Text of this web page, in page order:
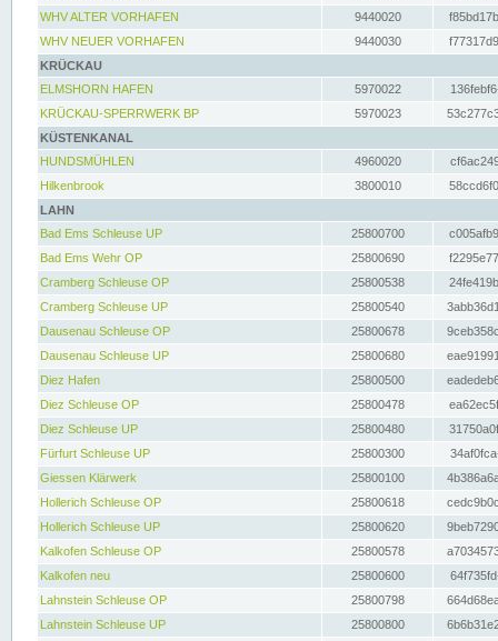
WHV ALTER VORHAFEN
9440020
WHV NEUER VORHAFEN
9440030
KRÜCKAU
ELMSHORN HAFEN
5970022
KRÜCKAU-SPERRWERK BP
5970023
KÜSTENKANAL
HUNDSMÜHLEN
4960020
Hilkenbrook
3800010
LAHN
Bad Ems Schleuse UP
25800700
Bad Ems Wehr OP
25800690
Cramberg Schleuse OP
25800538
Cramberg Schleuse UP
25800540
Dausenau Schleuse OP
25800678
Dausenau Schleuse UP
25800680
Diez Hafen
25800500
Diez Schleuse OP
25800478
Diez Schleuse UP
25800480
Fürfurt Schleuse UP
25800300
Giessen Klärwerk
25800100
Hollerich Schleuse OP
25800618
Hollerich Schleuse UP
25800620
Kalkofen Schleuse OP
25800578
Kalkofen neu
25800600
Lahnstein Schleuse OP
25800798
Lahnstein Schleuse UP
25800800